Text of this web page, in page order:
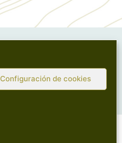
Configuración de cookies